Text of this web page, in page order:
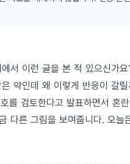
서 이런 글을 본 적 있으신가
약인데 왜 이렇게 반응이 갈릴
검토한다고 발표하면서 혼
른 그림을 보여줍니다. 오늘